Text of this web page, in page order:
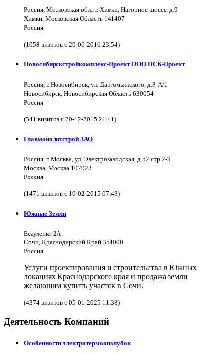
Россия, Московская обл., г. Химки, Нагорное шоссе, д.9
Химки, Московская Область 141407
Россия
(1058 визитов с 29-06-2016 23:54)
Новосибирскстройкомплекс-Проект ООО НСК-Проект
Россия, г. Новосибирск, ул. Даргомыжского, д.8-А/1
Новосибирск, Новосибирская Область 630054
Россия
(341 визитов с 20-12-2015 21:41)
Главмонолитстрой ЗАО
Россия, г. Москва, ул. Электрозаводская, д.52 стр.2-3
Москва, Москва 107023
Россия
(1471 визитов с 10-02-2015 07:43)
Южные Земли
Есауленко 2А
Сочи, Краснодарский Край 354000
Россия
Услуги проектирования и строительства в Южных
локациях Краснодарского края и продажа земли
желающим купить участок в Сочи.
(4374 визитов с 05-01-2025 11:38)
Деятельность Компаний
Особенности электротермоопалубок